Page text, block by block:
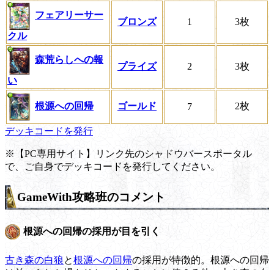
フェアリーサー
クル
ブロンズ 1 3枚
森荒らしへの報
い
プライズ 2 3枚
根源への回帰 ゴールド 7 2枚
デッキコードを発行
※【PC専用サイト】リンク先のシャドウバースポータル
で、ご自身でデッキコードを発行してください。
GameWith攻略班のコメント
根源への回帰の採用が目を引く
古き森の白狼と根源への回帰の採用が特徴的。根源への回帰